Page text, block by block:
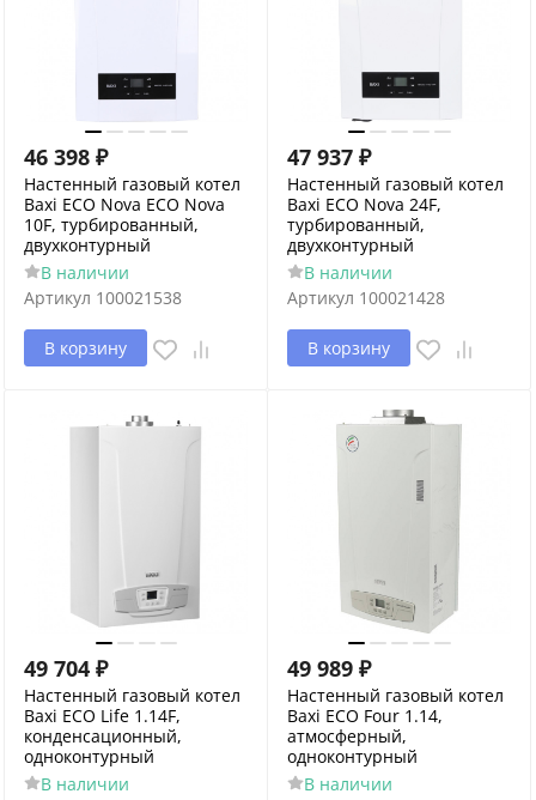
46 398 ₽
Настенный газовый котел
Baxi ECO Nova ECO Nova
10F, турбированный,
двухконтурный
В наличии
Артикул 100021538
В корзину
47 937 ₽
Настенный газовый котел
Baxi ECO Nova 24F,
турбированный,
двухконтурный
В наличии
Артикул 100021428
В корзину
49 704 ₽
Настенный газовый котел
Baxi ECO Life 1.14F,
конденсационный,
одноконтурный
В наличии
49 989 ₽
Настенный газовый котел
Baxi ECO Four 1.14,
атмосферный,
одноконтурный
В наличии